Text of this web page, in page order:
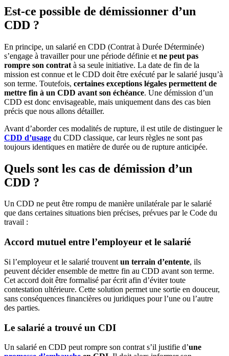
Est-ce possible de démissionner d’un
CDD ?
En principe, un salarié en CDD (Contrat à Durée Déterminée)
s’engage à travailler pour une période définie et ne peut pas
rompre son contrat à sa seule initiative. La date de fin de la
mission est connue et le CDD doit être exécuté par le salarié jusqu’à
son terme. Toutefois, certaines exceptions légales permettent de
mettre fin à un CDD avant son échéance. Une démission d’un
CDD est donc envisageable, mais uniquement dans des cas bien
précis que nous allons détailler.
Avant d’aborder ces modalités de rupture, il est utile de distinguer le
CDD d’usage du CDD classique, car leurs règles ne sont pas
toujours identiques en matière de durée ou de rupture anticipée.
Quels sont les cas de démission d’un
CDD ?
Un CDD ne peut être rompu de manière unilatérale par le salarié
que dans certaines situations bien précises, prévues par le Code du
travail :
Accord mutuel entre l’employeur et le salarié
Si l’employeur et le salarié trouvent un terrain d’entente, ils
peuvent décider ensemble de mettre fin au CDD avant son terme.
Cet accord doit être formalisé par écrit afin d’éviter toute
contestation ultérieure. Cette solution permet une sortie en douceur,
sans conséquences financières ou juridiques pour l’une ou l’autre
des parties.
Le salarié a trouvé un CDI
Un salarié en CDD peut rompre son contrat s’il justifie d’une